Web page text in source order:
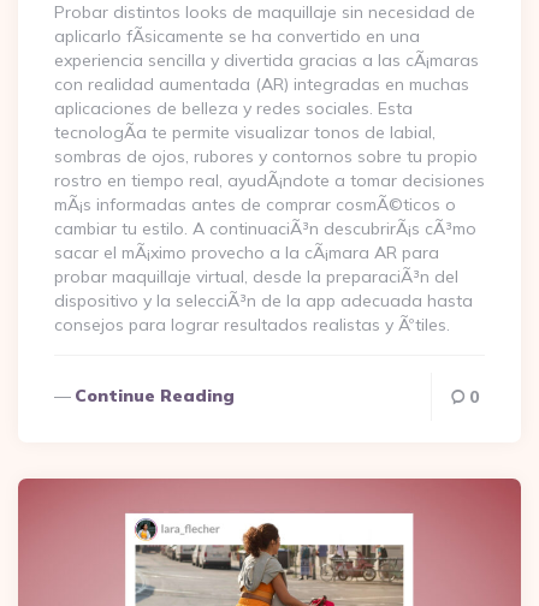
Probar distintos looks de maquillaje sin necesidad de
aplicarlo fÃ­sicamente se ha convertido en una
experiencia sencilla y divertida gracias a las cÃ¡maras
con realidad aumentada (AR) integradas en muchas
aplicaciones de belleza y redes sociales. Esta
tecnologÃ­a te permite visualizar tonos de labial,
sombras de ojos, rubores y contornos sobre tu propio
rostro en tiempo real, ayudÃ¡ndote a tomar decisiones
mÃ¡s informadas antes de comprar cosmÃ©ticos o
cambiar tu estilo. A continuaciÃ³n descubrirÃ¡s cÃ³mo
sacar el mÃ¡ximo provecho a la cÃ¡mara AR para
probar maquillaje virtual, desde la preparaciÃ³n del
dispositivo y la selecciÃ³n de la app adecuada hasta
consejos para lograr resultados realistas y Ãºtiles.
Continue Reading 0